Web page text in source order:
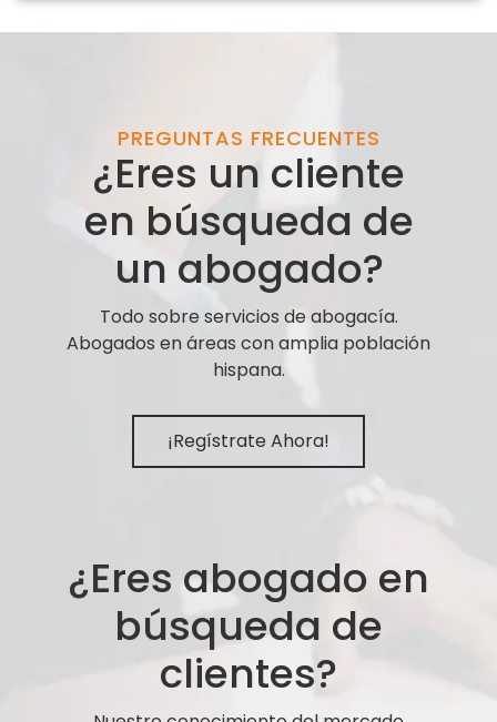
PREGUNTAS FRECUENTES
¿Eres un cliente
en búsqueda de
un abogado?
Todo sobre servicios de abogacía.
Abogados en áreas con amplia población
hispana.
¡Regístrate Ahora!
¿Eres abogado en
búsqueda de
clientes?